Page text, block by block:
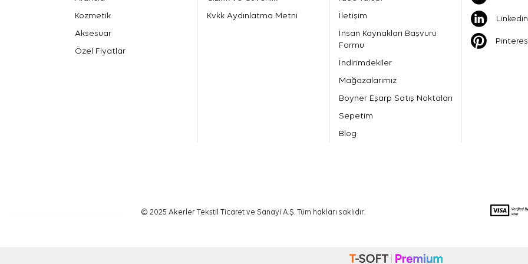
Kozmetik
Aksesuar
Özel Fiyatlar
Kvkk Aydınlatma Metni
İletişim
İnsan Kaynakları Başvuru
Formu
İndirimdekiler
Mağazalarımız
Boyner Eşarp Satış Noktaları
Sepetim
Blog
Linkedin
© 2025 Akerler Tekstil Ticaret ve Sanayi A.Ş. Tüm hakları saklıdır.